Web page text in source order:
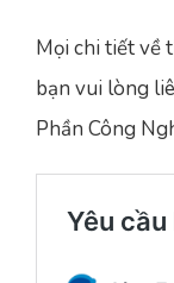
Mọi chi tiết về
bạn vui lòng
Phần Công